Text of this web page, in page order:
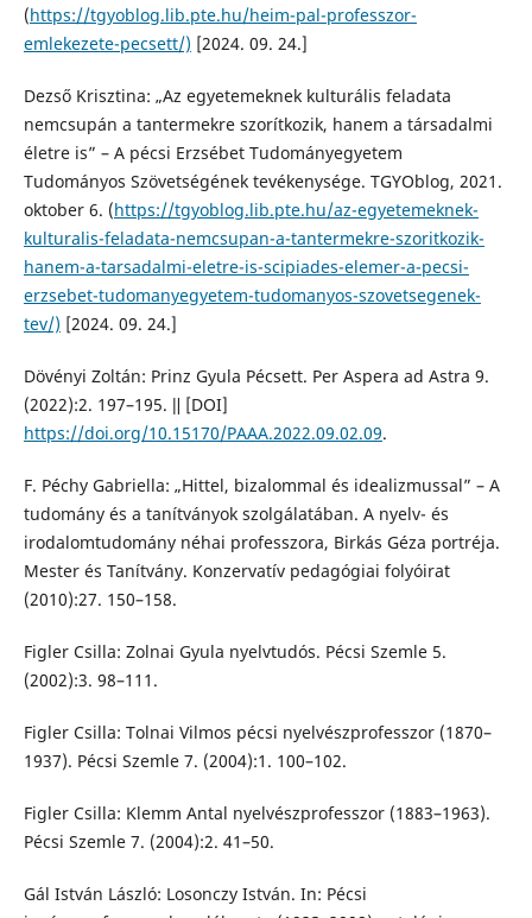
(https://tgyoblog.lib.pte.hu/heim-pal-professzor-
emlekezete-pecsett/) [2024. 09. 24.]
Dezső Krisztina: „Az egyetemeknek kulturális feladata
nemcsupán a tantermekre szorítkozik, hanem a társadalmi
életre is” – A pécsi Erzsébet Tudományegyetem
Tudományos Szövetségének tevékenysége. TGYOblog, 2021.
oktober 6. (https://tgyoblog.lib.pte.hu/az-egyetemeknek-
kulturalis-feladata-nemcsupan-a-tantermekre-szoritkozik-
hanem-a-tarsadalmi-eletre-is-scipiades-elemer-a-pecsi-
erzsebet-tudomanyegyetem-tudomanyos-szovetsegenek-
tev/) [2024. 09. 24.]
Dövényi Zoltán: Prinz Gyula Pécsett. Per Aspera ad Astra 9.
(2022):2. 197–195. ǁ [DOI]
https://doi.org/10.15170/PAAA.2022.09.02.09.
F. Péchy Gabriella: „Hittel, bizalommal és idealizmussal” – A
tudomány és a tanítványok szolgálatában. A nyelv- és
irodalomtudomány néhai professzora, Birkás Géza portréja.
Mester és Tanítvány. Konzervatív pedagógiai folyóirat
(2010):27. 150–158.
Figler Csilla: Zolnai Gyula nyelvtudós. Pécsi Szemle 5.
(2002):3. 98–111.
Figler Csilla: Tolnai Vilmos pécsi nyelvészprofesszor (1870–
1937). Pécsi Szemle 7. (2004):1. 100–102.
Figler Csilla: Klemm Antal nyelvészprofesszor (1883–1963).
Pécsi Szemle 7. (2004):2. 41–50.
Gál István László: Losonczy István. In: Pécsi